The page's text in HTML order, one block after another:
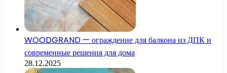
WOODGRAND — ограждение для балкона из ДПК и
современные решения для дома
28.12.2025